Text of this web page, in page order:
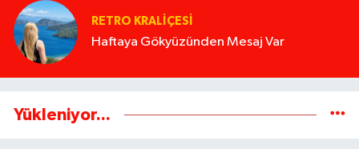
RETRO KRALIÇESI
Haftaya Gökyüzünden Mesaj Var
Yükleniyor...